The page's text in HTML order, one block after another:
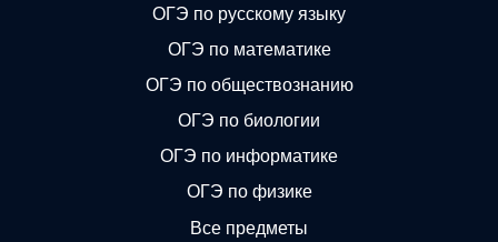
ОГЭ по русскому языку
ОГЭ по математике
ОГЭ по обществознанию
ОГЭ по биологии
ОГЭ по информатике
ОГЭ по физике
Все предметы